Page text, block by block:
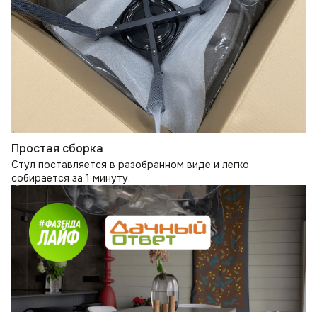
Простая сборка
Стул поставляется в разобранном виде и легко
собирается за 1 минуту.